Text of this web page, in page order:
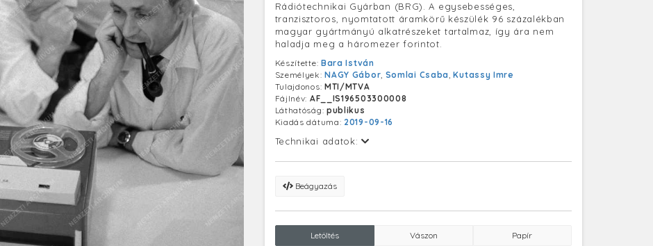
Rádiótechnikai Gyárban (BRG). A egysebességes,
tranzisztoros, nyomtatott áramkörű készülék 96 százalékban
magyar gyártmányú alkatrészeket tartalmaz, így ára nem
haladja meg a háromezer forintot.
Készítette: Bara István
Személyek:NAGY Gábor, Somlai Csaba,Kutassy Imre
Tulajdonos: MTI/MTVA
Fájlnév: AF__IS196503300008
Láthatóság: publikus
Kiadás dátuma: 2019-09-16
Technikai adatok:
Beágyazás
Letöltés Vászon Papír